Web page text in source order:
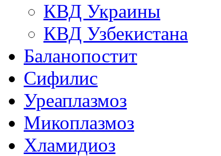
КВД Украины
КВД Узбекистана
Баланопостит
Сифилис
Уреаплазмоз
Микоплазмоз
Хламидиоз